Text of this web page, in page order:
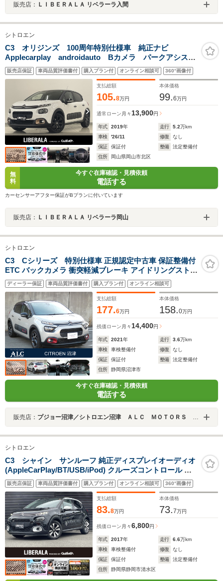
販売店： ＬＩＢＥＲＡＬＡ リベラーラ入間
シトロエン
C3 オリジンズ 100周年特別仕様車 純正ナビ
Applecarplay androidauto Bカメラ パークアシス
ト LEDヘッドライト オートライト インテルジェン
トハイビーム BSM LKA クルーズコントロール 純
販売店保証 車両品質評価書付 購入プラン付 オンライン相談可 360°画像付
支払総額
105.8万円
本体価格
99.6万円
通常ローン 月々 13,900円
年式 2019年 走行 5.2万km
車検
'26/11 修復
なし
保証
保証付 整備
法定整備付
住所
岡山県岡山市北区
無
料
今すぐ在庫確認・見積依頼
電話する
カーセンサーアフター保証がBプランに付いています
販売店： ＬＩＢＥＲＡＬＡ リベラーラ岡山
シトロエン
C3 Cシリーズ 特別仕様車 正規認定中古車 保証整備付
ETC バックカメラ 衝突軽減ブレーキ アイドリングストッ
プ 障害物ソナー 車線キープ クルコン LEDライト 純正ホ
イール
ディーラー保証 車両品質評価書付 購入プラン付 オンライン相談可
支払総額
177.6万円
本体価格
158.0万円
残価ローン 月々 14,400円
年式 2021年 走行 3.6万km
車検
車検整備付 修復
なし
保証
保証付 整備
法定整備付
住所
静岡県沼津市
今すぐ在庫確認・見積依頼
電話する
販売店： プジョー沼津／シトロエン沼津 ＡＬＣ ＭＯＴＯＲＳ ＧＲＯＵＰ
シトロエン
C3 シャイン サンルーフ 純正ディスプレイオーディオ
(AppleCarPlay/BT/USB/iPod) クルーズコントロール レ
ーンキープアシスト ブラインドスポットモニター アクテ
ィブセーフティーブレーキ オートライト ETC 純正フロア
マット
販売店保証 車両品質評価書付 購入プラン付 オンライン相談可 360°画像付
支払総額
83.8万円
本体価格
73.7万円
残価ローン 月々6,800円
年式 2017年 走行 6.6万km
車検
車検整備付 修復
なし
保証
保証付 整備
法定整備付
住所
静岡県静岡市清水区